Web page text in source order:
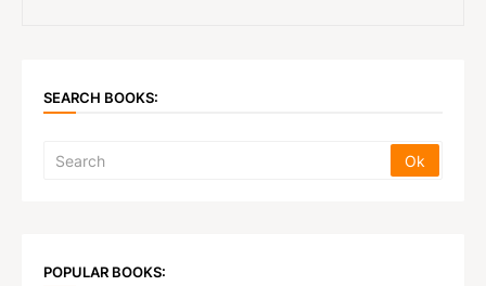
SEARCH BOOKS:
POPULAR BOOKS: